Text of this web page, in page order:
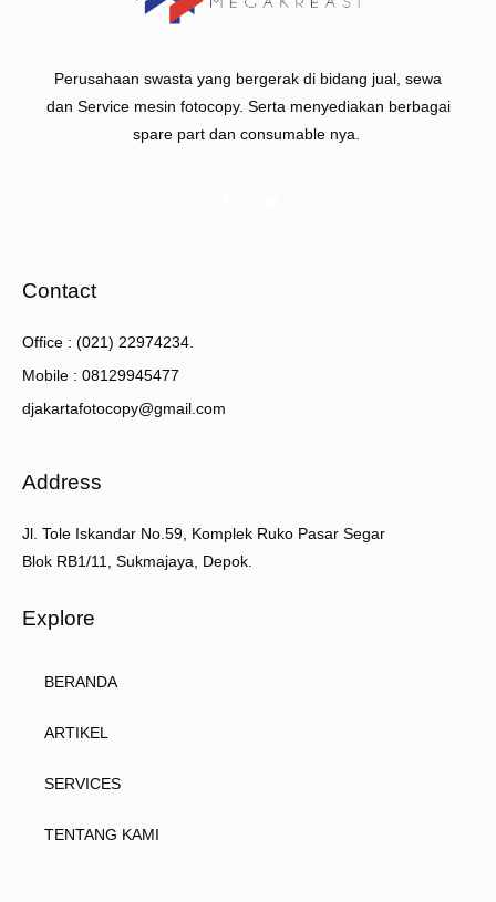
Perusahaan swasta yang bergerak di bidang jual, sewa
dan Service mesin fotocopy. Serta menyediakan berbagai
spare part dan consumable nya.
Contact
Office : (021) 22974234.
Mobile : 08129945477
djakartafotocopy@gmail.com
Address
Jl. Tole Iskandar No.59, Komplek Ruko Pasar Segar
Blok RB1/11, Sukmajaya, Depok.
Explore
BERANDA
ARTIKEL
SERVICES
TENTANG KAMI